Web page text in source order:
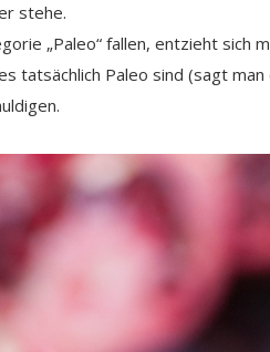
stehe.
„Paleo“ fallen, entzieht sich
tatsächlich Paleo sind (sagt